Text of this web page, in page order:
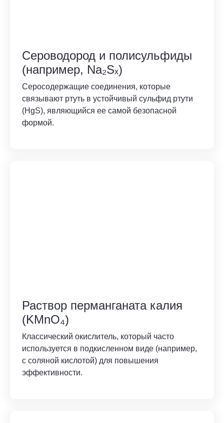
Сероводород и полисульфиды
(например, Na₂Sₓ)
Серосодержащие соединения, которые
связывают ртуть в устойчивый сульфид ртути
(HgS), являющийся ее самой безопасной
формой.
Раствор перманганата калия
(KMnO₄)
Классический окислитель, который часто
используется в подкисленном виде (например,
с соляной кислотой) для повышения
эффективности.